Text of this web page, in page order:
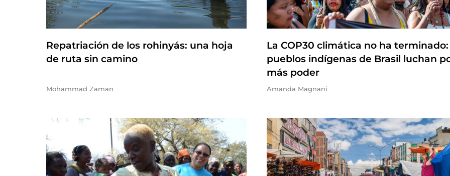
Repatriación de los rohinyás: una hoja
de ruta sin camino
Mohammad Zaman
La COP30 climática no ha terminado:
pueblos indígenas de Brasil luchan
más poder
Amanda Magnani